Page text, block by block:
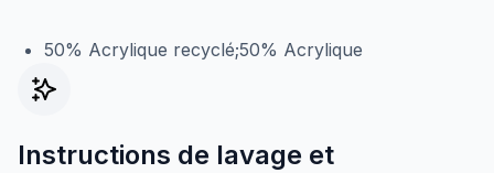
50% Acrylique recyclé;50% Acrylique
Instructions de lavage et